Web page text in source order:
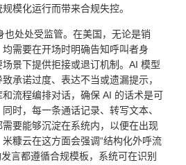
模化运行而带来合规失控。
也处处受监管。在美国，无论是销
需要在开场时明确告知呼叫者身
景下提供拒接或退订机制。AI 模型
承诺过度、表达不当或遗漏提示，
流程编排对话，确保 AI 的话术是可
时，每一条通话记录、转写文本、
要能够沉淀在系统内，以便在出现
糠云在这方面会强调“结构化外呼流
言都遵循合规模板，系统可在识别